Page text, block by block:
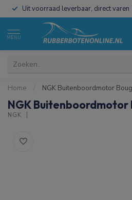
Uit voorraad leverbaar, direct varen
MENU
Home / NGK Buitenboordmotor
NGK Buitenboordmotor
NGK